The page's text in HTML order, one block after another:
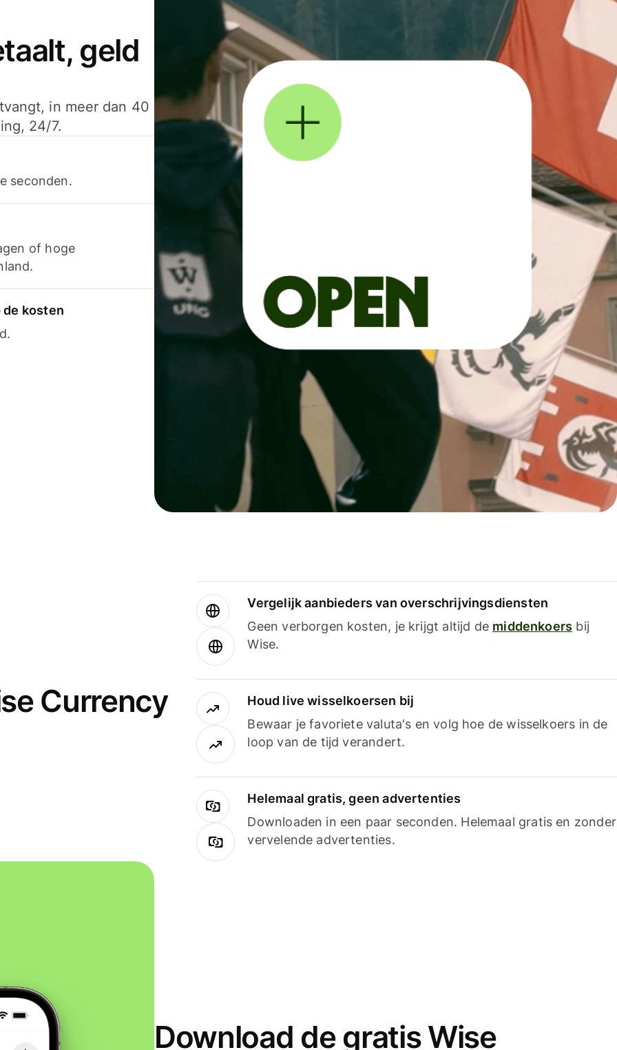
geld
in meer dan 40
24/7.
seconden.
of hoge
de kosten
Currency
Vergelijk aanbieders van overschrijvingsdiensten
Geen verborgen kosten, je krijgt altijd de middenkoers bij
Wise.
Houd live wisselkoersen bij
Bewaar je favoriete valuta's en volg hoe de wisselkoers in de
loop van de tijd verandert.
Helemaal gratis, geen advertenties
Downloaden in een paar seconden. Helemaal gratis en zonder
vervelende advertenties.
Download de gratis Wise